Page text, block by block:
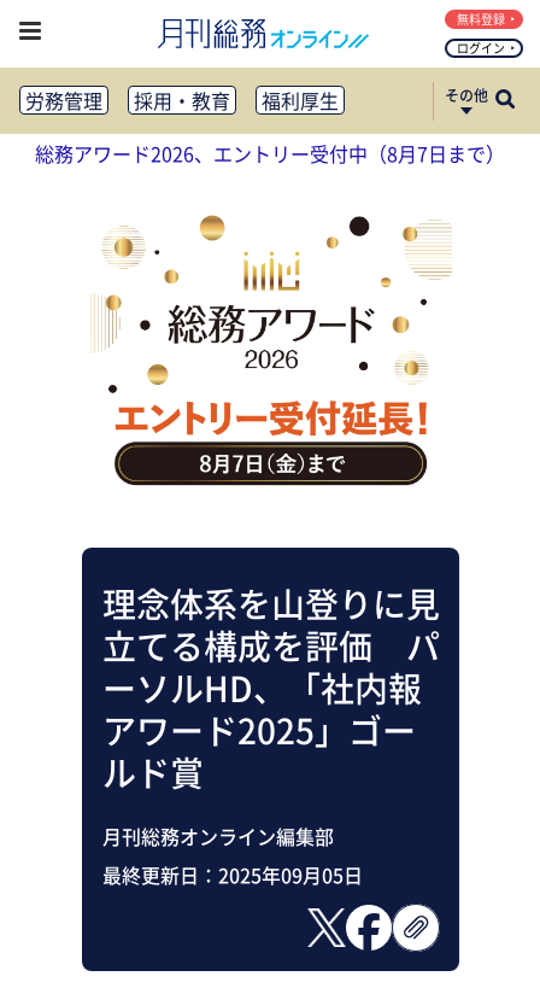
ログイン
無料登録
労務管理 採用・教育
福利厚生
健康経営
働き方改革
法務・コンプライアンス
リスクマネジメント・BCP
社外・社内広報
社外・社内コミュニケーション活性化
FM・オフィス移転
CSR・SDGs
テクノロジー活用・DX
助成金・補助金・コスト削減
アウトソーシング・BPO
調査・レポート
その他
総務アワード2026、エントリー受付中（8月7日まで）
理念体系を山登りに見
立てる構成を評価 パ
ーソルHD、「社内報
アワード2025」ゴー
ルド賞
月刊総務オンライン編集部
最終更新日： 2025年09月05日